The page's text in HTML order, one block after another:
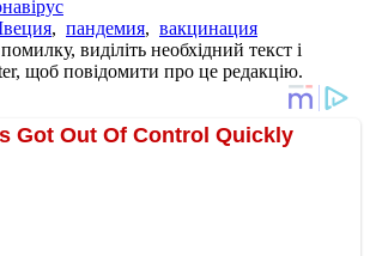
, пандемия, вакцинация
виділіть необхідний текст і
щоб повідомити про це редакцію.